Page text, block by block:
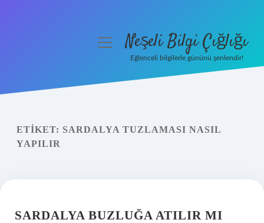
Yasal Uyarı
menüyüNeşeli Bilgi Çığlığı
Eğlenceli bilgilerle gününü şenlendir!
ETIKET: SARDALYA TUZLAMASI NASIL
YAPILIR
SARDALYA BUZLUĞA ATILIR MI